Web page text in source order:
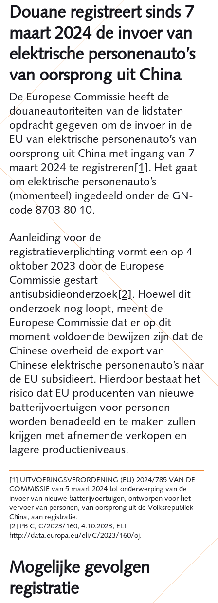
Douane registreert sinds 7
maart 2024 de invoer van
elektrische personenauto’s
van oorsprong uit China
De Europese Commissie heeft de
douaneautoriteiten van de lidstaten
opdracht gegeven om de invoer in de
EU van elektrische personenauto’s van
oorsprong uit China met ingang van 7
maart 2024 te registreren[1]. Het gaat
om elektrische personenauto’s
(momenteel) ingedeeld onder de GN-
code 8703 80 10.
Aanleiding voor de
registratieverplichting vormt een op 4
oktober 2023 door de Europese
Commissie gestart
antisubsidieonderzoek[2]. Hoewel dit
onderzoek nog loopt, meent de
Europese Commissie dat er op dit
moment voldoende bewijzen zijn dat de
Chinese overheid de export van
Chinese elektrische personenauto’s naar
de EU subsidieert. Hierdoor bestaat het
risico dat EU producenten van nieuwe
batterijvoertuigen voor personen
worden benadeeld en te maken zullen
krijgen met afnemende verkopen en
lagere productieniveaus.
[1] UITVOERINGSVERORDENING (EU) 2024/785 VAN DE
COMMISSIE van 5 maart 2024 tot onderwerping van de
invoer van nieuwe batterijvoertuigen, ontworpen voor het
vervoer van personen, van oorsprong uit de Volksrepubliek
China, aan registratie.
[2] PB C, C/2023/160, 4.10.2023, ELI:
http://data.europa.eu/eli/C/2023/160/oj.
Mogelijke gevolgen
registratie